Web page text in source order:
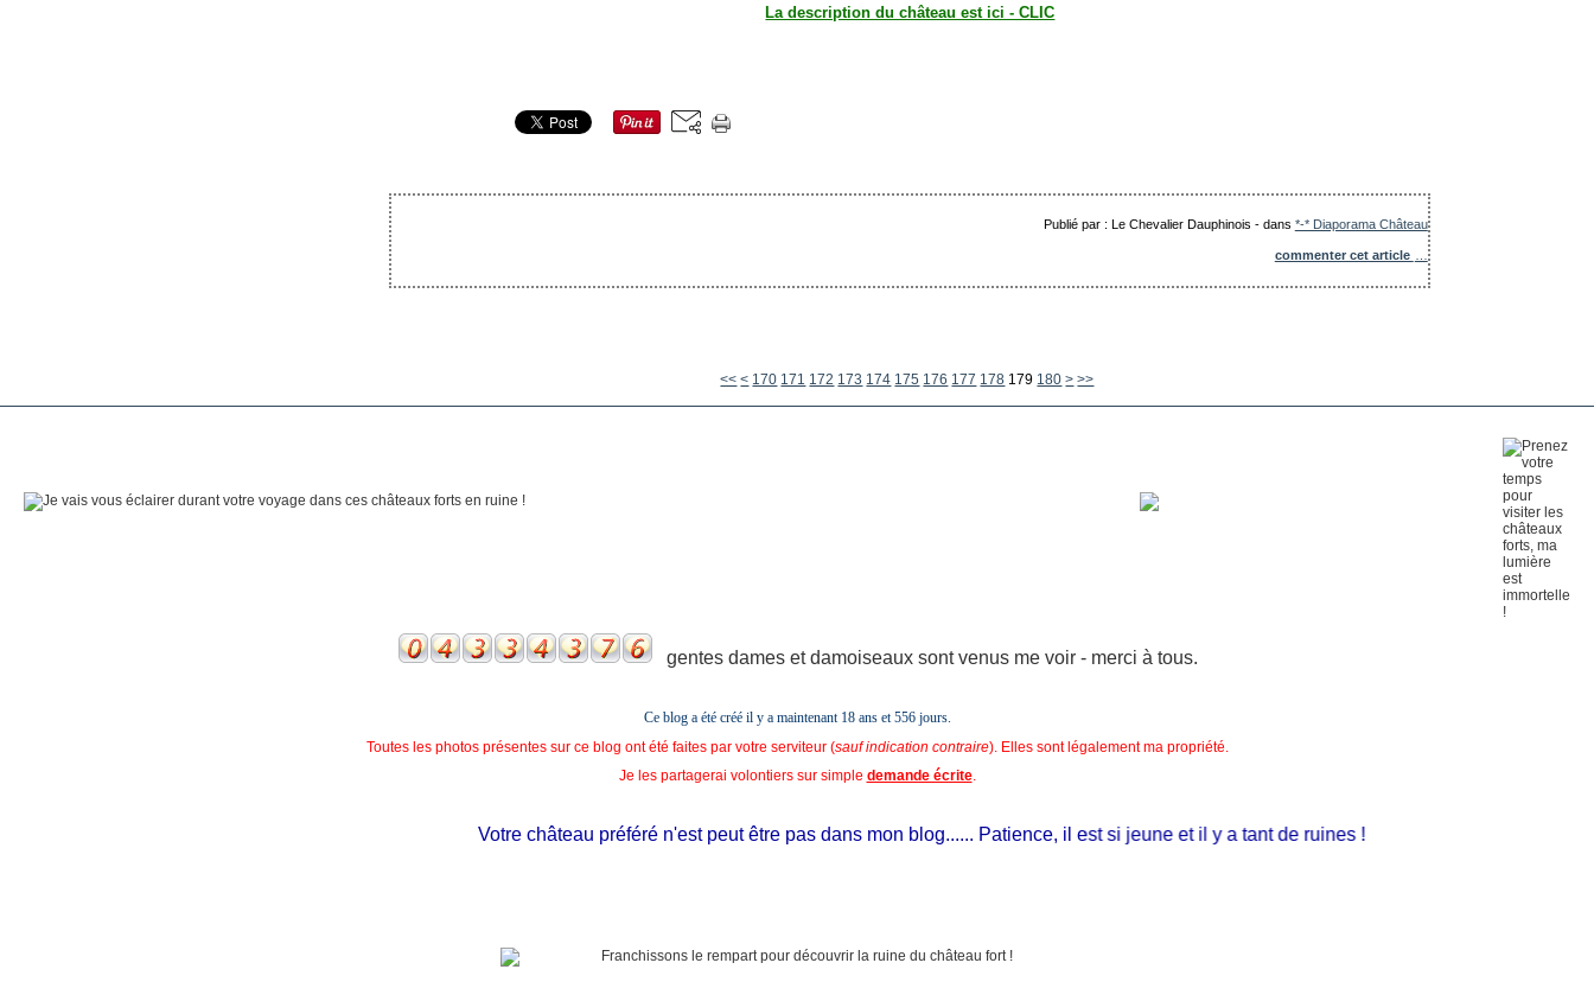
La description du château est ici - CLIC
Publié par : Le Chevalier Dauphinois -dans *-* Diaporama Château
commenter cet article
<< < 100
110
120
130
140
150
160
170 171 172 173 174 175 176 177 178 179 180 190
200
300
400
500
600
700
800
900
1000
> >>
gentes dames et damoiseaux sont venus me voir - merci à tous.
Ce blog a été créé il y a maintenant 18 ans et556 jours.
Toutes les photos présentes sur ce blog ont été faites par votre serviteur (sauf indication contraire). Elles sont légalement ma propriété.
Je les partagerai volontiers sur simple demande écrite.
Votre château préféré n'est peut être pas dans mon blog...... Patience, il est si jeune et il y a tant de ruines !